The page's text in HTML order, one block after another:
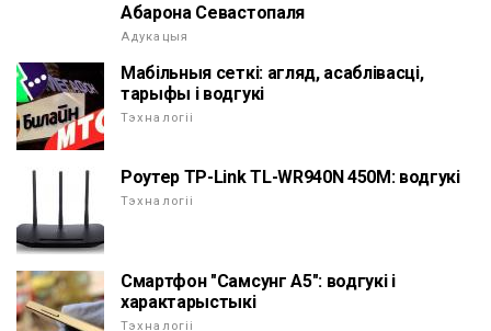
Абарона Севастопаля
Адукацыя
Мабільныя сеткі: агляд, асаблівасці,
тарыфы і водгукі
Тэхналогіі
Роутер TP-Link TL-WR940N 450M: водгукі
Тэхналогіі
Смартфон "Самсунг А5": водгукі і
характарыстыкі
Тэхналогіі